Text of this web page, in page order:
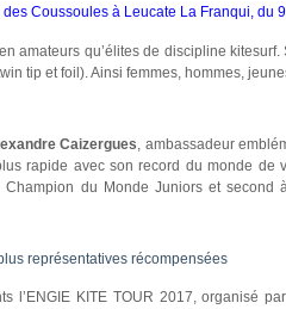
Coussoules à Leucate La Franqui, du
amateurs qu’élites de discipline
tip et foil). Ainsi femmes, hommes,
Caizergues , ambassadeur
rapide avec son record du monde
Champion du Monde Juniors et
représentatives récompensées
l’ENGIE KITE TOUR 2017, organisé